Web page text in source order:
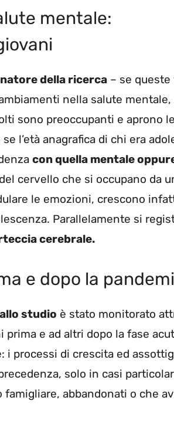
mentale:
della ricerca – se
nella salute mentale,
sono preoccupanti e aprono
l’età anagrafica di chi era
con quella mentale
cervello che si occupano da
le emozioni, crescono
Parallelamente si
cerebrale.
e dopo la
studio è stato monitorato
e ad altri dopo la fase
i processi di crescita ed
solo in casi
abbandonati o che